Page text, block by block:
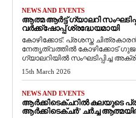
NEWS AND EVENTS
ആത്മ ആർട്ട് ഗ്യാലറി
വർക്ക്‌ഷോപ്പ് ശ്രദ്ധേയമായി
കോഴിക്കോട്: പ്രശസ്ത
നേതൃത്വത്തിൽ കോഴിക്കോട്
ഗ്യാലറിയിൽ സംഘടിപ്പിച്ച
15th March 2026
NEWS AND EVENTS
ആർക്കിടെക്ചറിൽ കലയുടെ
ആർക്കിടെക്ചർ’ ചർച്ച